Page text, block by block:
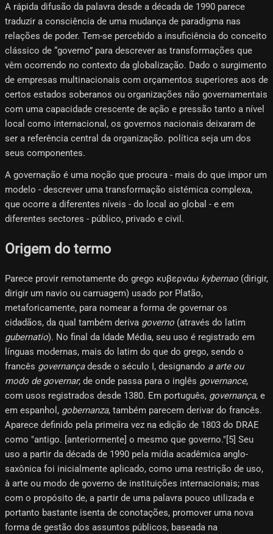
A rápida difusão da palavra desde a década de 1990 parece
traduzir a consciência de uma mudança de paradigma nas
relações de poder. Tem-se percebido a insuficiência do conceito
clássico de “governo” para descrever as transformações que
vêm ocorrendo no contexto da globalização. Dado o surgimento
de empresas multinacionais com orçamentos superiores aos de
certos estados soberanos ou organizações não governamentais
com uma capacidade crescente de ação e pressão tanto a nível
local como internacional, os governos nacionais deixaram de
ser a referência central da organização. política seja um dos
seus componentes.
A governação é uma noção que procura - mais do que impor um
modelo - descrever uma transformação sistémica complexa,
que ocorre a diferentes níveis - do local ao global - e em
diferentes sectores - público, privado e civil.
Origem do termo
Parece provir remotamente do grego κυβερνάω kybernao (dirigir,
dirigir um navio ou carruagem) usado por Platão,
metaforicamente, para nomear a forma de governar os
cidadãos, da qual também deriva governo (através do latim
gubernatio). No final da Idade Média, seu uso é registrado em
línguas modernas, mais do latim do que do grego, sendo o
francês governançadesde o século I, designando a arte ou
modo de governar; de onde passa para o inglês governance,
com usos registrados desde 1380. Em português, governança, e
em espanhol, gobernanza, também parecem derivar do francês.
Aparece definido pela primeira vez na edição de 1803 do DRAE
como "antigo. [anteriormente] o mesmo que governo."[5]​ Seu
uso a partir da década de 1990 pela mídia acadêmica anglo-
saxônica foi inicialmente aplicado, como uma restrição de uso,
à arte ou modo de governo de instituições internacionais; mas
com o propósito de, a partir de uma palavra pouco utilizada e
portanto bastante isenta de conotações, promover uma nova
forma de gestão dos assuntos públicos, baseada na